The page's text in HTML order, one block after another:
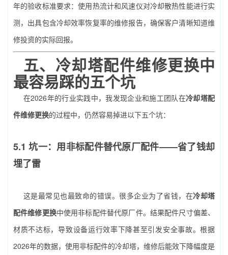
年的验收标准要求：使用热流计和风速仪对冷却散热性能进行实
测，出具包含冷却效率恢复率的维修报告，确保客户清晰知道维
修投资的实际回报。
五、 冷却塔配件维修更换中
最容易踩的五个坑
在2026年的行业实践中，我发现企业和施工团队在冷却塔配
件维修更换的过程中，仍然容易掉进以下五个坑：
5.1 坑一：用非标配件替代原厂配件——省了钱却
埋了雷
这是最常见也最致命的错误。很多企业为了省钱，在冷却塔
配件维修更换中使用非标配件替代原厂件。结果配件尺寸偏差、
材质不达标，导致设备运行效率下降甚至引发安全事故。根据
2026年的数据，使用非标配件的冷却塔，维修后能效下降幅度是